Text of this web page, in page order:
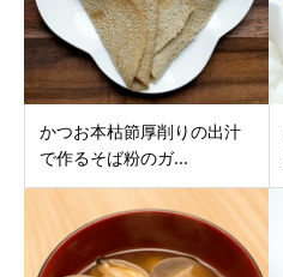
かつお本枯節厚削りの出汁
で作るそば粉のガ...